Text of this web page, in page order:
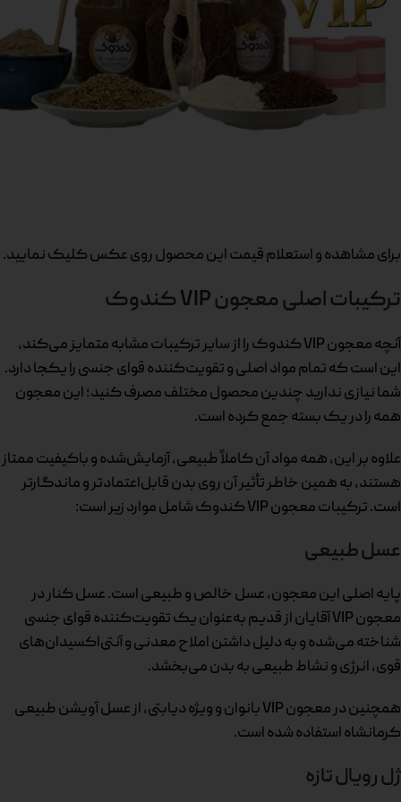
برای مشاهده و استعلام قیمت این محصول روی عکس کلیک نمایید.
ترکیبات اصلی معجون VIP کندوک
آنچه معجون VIP کندوک را از سایر ترکیبات مشابه متمایز می‌کند،
این است که تمام مواد اصلی و تقویت‌کننده قوای جنسی را یکجا دارد.
شما نیازی ندارید چندین محصول مختلف مصرف کنید؛ این معجون
همه را در یک بسته جمع کرده است.
علاوه بر این، همه مواد آن کاملاً طبیعی، آزمایش‌شده و باکیفیت ممتاز
هستند، به همین خاطر تأثیر آن روی بدن قابل‌اعتمادتر و ماندگارتر
است. ترکیبات معجون VIP کندوک شامل موارد زیر است:
عسل طبیعی
پایه اصلی این معجون، عسل خالص و طبیعی است. عسل کنار در
معجون VIP آقایان از قدیم به‌عنوان یک تقویت‌کننده قوای جنسی
شناخته می‌شده و به دلیل داشتن املاح معدنی و آنتی‌اکسیدان‌های
قوی، انرژی و نشاط طبیعی به بدن می‌بخشد.
همچنین در معجون VIP بانوان و ویژه دیابتی، از عسل آویشن طبیعی
کرمانشاه استفاده شده است.
ژل رویال تازه